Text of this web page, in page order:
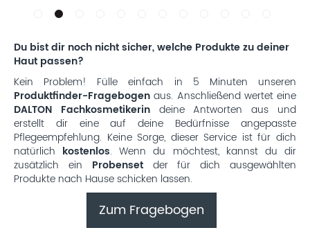
Du bist dir noch nicht sicher, welche Produkte zu deiner
Haut passen?
Kein Problem! Fülle einfach in 5 Minuten unseren
Produktfinder-Fragebogen aus. Anschließend wertet eine
DALTON Fachkosmetikerindeine Antworten aus und
erstellt dir eine auf deine Bedürfnisse angepasste
Pflegeempfehlung. Keine Sorge, dieser Service ist für dich
natürlich kostenlos. Wenn du möchtest, kannst du dir
zusätzlich ein Probensetder für dich ausgewählten
Produkte nach Hause schicken lassen.
Zum Fragebogen